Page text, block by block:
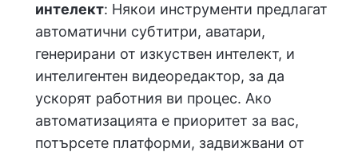
интелект: Някои инструменти предлагат
автоматични субтитри, аватари,
генерирани от изкуствен интелект, и
интелигентен видеоредактор, за да
ускорят работния ви процес. Ако
автоматизацията е приоритет за вас,
потърсете платформи, задвижвани от